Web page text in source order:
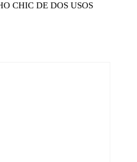
CHIC DE DOS USOS